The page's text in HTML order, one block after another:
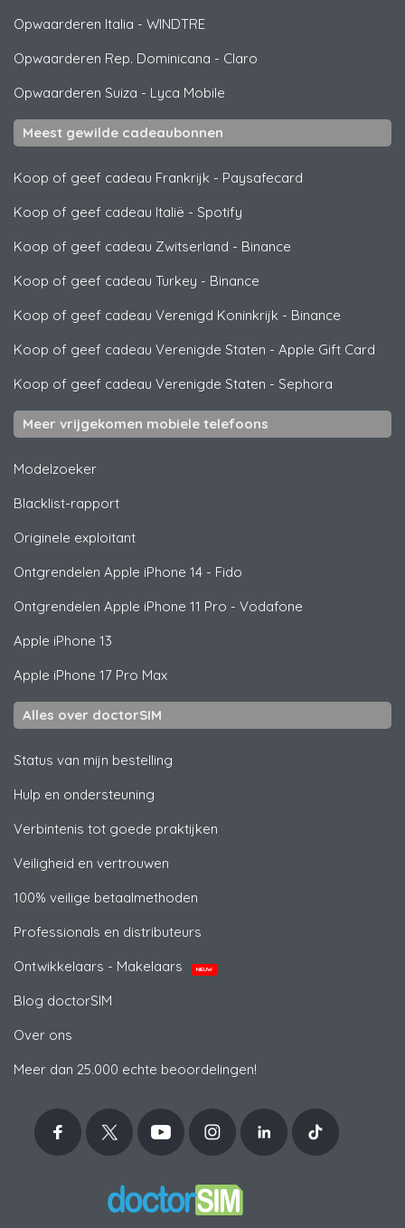
Opwaarderen Italia - WINDTRE
Opwaarderen Rep. Dominicana - Claro
Opwaarderen Suiza - Lyca Mobile
Meest gewilde cadeaubonnen
Koop of geef cadeau Frankrijk - Paysafecard
Koop of geef cadeau Italië - Spotify
Koop of geef cadeau Zwitserland - Binance
Koop of geef cadeau Turkey - Binance
Koop of geef cadeau Verenigd Koninkrijk - Binance
Koop of geef cadeau Verenigde Staten - Apple Gift Card
Koop of geef cadeau Verenigde Staten - Sephora
Meer vrijgekomen mobiele telefoons
Modelzoeker
Blacklist-rapport
Originele exploitant
Ontgrendelen Apple iPhone 14 - Fido
Ontgrendelen Apple iPhone 11 Pro - Vodafone
Apple iPhone 13
Apple iPhone 17 Pro Max
Alles over doctorSIM
Status van mijn bestelling
Hulp en ondersteuning
Verbintenis tot goede praktijken
Veiligheid en vertrouwen
100% veilige betaalmethoden
Professionals en distributeurs
Ontwikkelaars - Makelaars
NIEUW
Blog doctorSIM
Over ons
Meer dan 25.000 echte beoordelingen!